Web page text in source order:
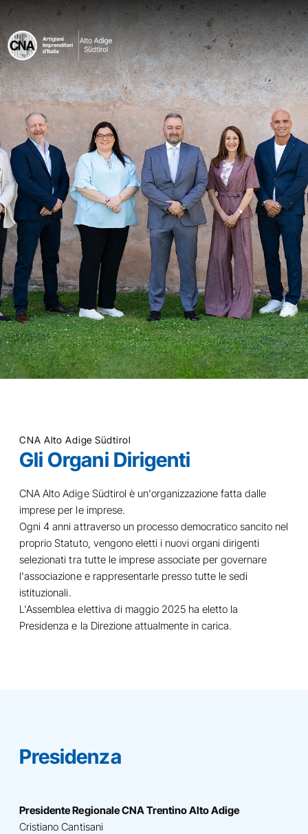
CNA Alto Adige Südtirol
Gli Organi Dirigenti
CNA Alto Adige Südtirol è un'organizzazione fatta dalle
imprese per le imprese.
Ogni 4 anni attraverso un processo democratico sancito nel
proprio Statuto, vengono eletti i nuovi organi dirigenti
selezionati tra tutte le imprese associate per governare
l'associazione e rappresentarle presso tutte le sedi
istituzionali.
L'Assemblea elettiva di maggio 2025 ha eletto la
Presidenza e la Direzione attualmente in carica.
Presidenza
Presidente Regionale CNA Trentino Alto Adige
Cristiano Cantisani